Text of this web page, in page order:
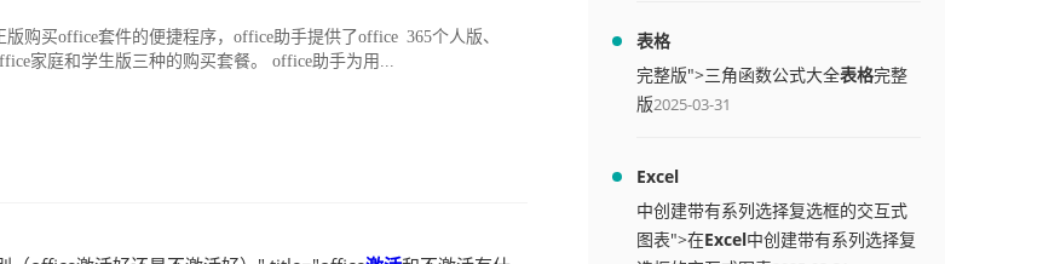
购买office套件的便捷程序，office助手提供了office 365个人版、
家庭和学生版三种的购买套餐。 office助手为用...
表格
完整版">三角函数公式大全表格完整
版2025-03-31
Excel
中创建带有系列选择复选框的交互式
图表">在Excel中创建带有系列选择复